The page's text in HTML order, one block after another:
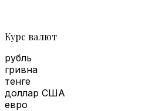
Курс валют
рубль
гривна
тенге
доллар США
евро